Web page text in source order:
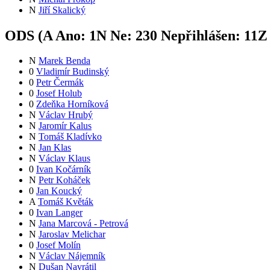
N Jiří Skalický
ODS (A Ano: 1N Ne: 230 Nepřihlášen: 11Z
N Marek Benda
0 Vladimír Budinský
0 Petr Čermák
0 Josef Holub
0 Zdeňka Horníková
N Václav Hrubý
N Jaromír Kalus
N Tomáš Kladívko
N Jan Klas
N Václav Klaus
0 Ivan Kočárník
N Petr Koháček
0 Jan Koucký
A Tomáš Květák
0 Ivan Langer
N Jana Marcová - Petrová
N Jaroslav Melichar
0 Josef Molín
N Václav Nájemník
N Dušan Navrátil